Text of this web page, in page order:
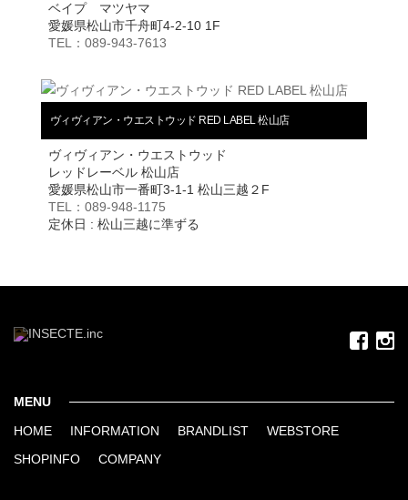
ベイプ マツヤマ
愛媛県松山市千舟町4-2-10 1F
TEL：089-943-7613
ヴィヴィアン・ウエストウッド RED LABEL 松山店
ヴィヴィアン・ウエストウッド
レッドレーベル 松山店
愛媛県松山市一番町3-1-1 松山三越２F
TEL：089-948-1175
定休日 : 松山三越に準ずる
MENU
HOME INFORMATION BRANDLIST WEBSTORE
SHOPINFO COMPANY